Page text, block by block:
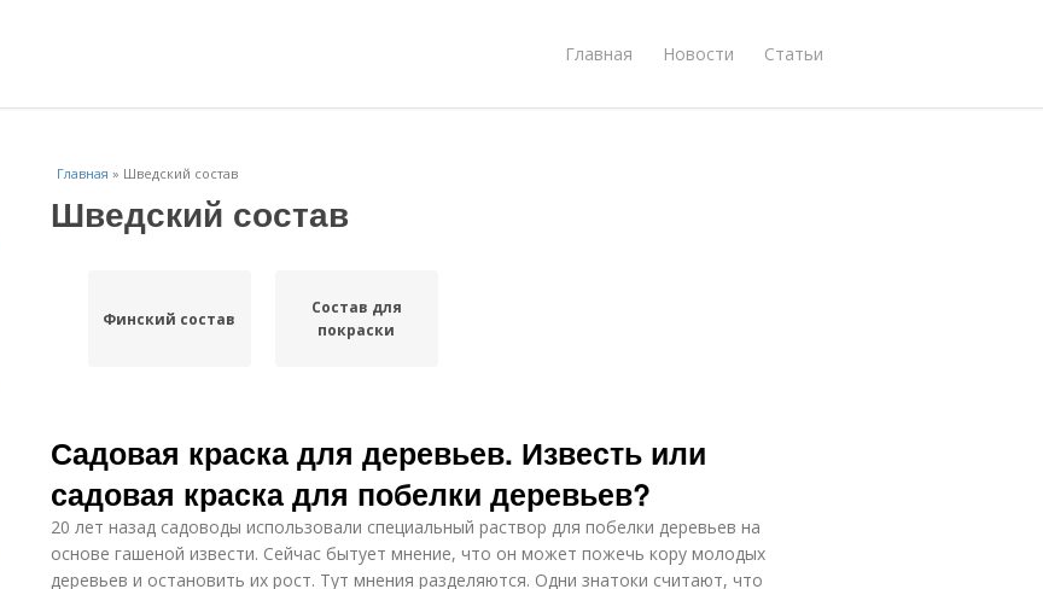
Главная Новости Статьи
Главная » Шведский состав
Шведский состав
Финский состав
Состав для
покраски
Садовая краска для деревьев. Известь или
садовая краска для побелки деревьев?
20 лет назад садоводы использовали специальный раствор для побелки деревьев на
основе гашеной извести. Сейчас бытует мнение, что он может пожечь кору молодых
деревьев и остановить их рост. Тут мнения разделяются. Одни знатоки считают, что